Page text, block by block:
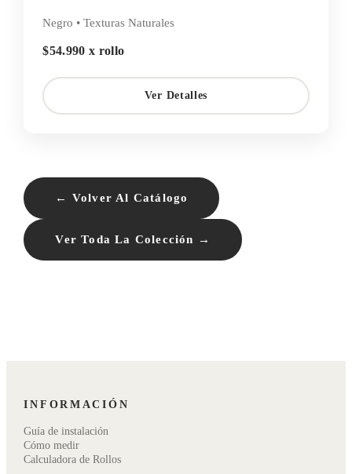
Negro • Texturas Naturales
$54.990 x rollo
Ver Detalles
← Volver Al Catálogo
Ver Toda La Colección →
INFORMACIÓN
Guía de instalación
Cómo medir
Calculadora de Rollos